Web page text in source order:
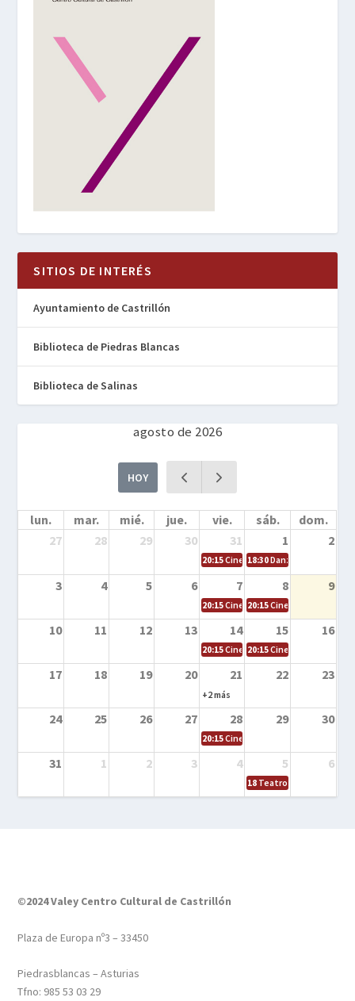
SITIOS DE INTERÉS
Ayuntamiento de Castrillón
Biblioteca de Piedras Blancas
Biblioteca de Salinas
agosto de 2026
HOY
lun. mar. mié. jue. vie. sáb.
dom.
27
28 29 30 31 1 2
20:15Cine en la calle – Cómo
18:30Danza – Cita en el
3 4 5 6 7 8 9
20:15Cine en la calle – El niño y la
20:15Cine en la calle –
10 11 12 13 14 15 16
20:15Cine en la calle – Tortugas
20:15Cine en la calle –
17 18 19 20 21 22 23
+2 más
24 25 26 27 28 29 30
20:15Cine en el calle – Tintín y el
31 1 2 3 4 5 6
18 Teatro – Tres
©2024 Valey Centro Cultural de Castrillón
Plaza de Europa nº3 – 33450
Piedrasblancas – Asturias
Tfno: 985 53 03 29